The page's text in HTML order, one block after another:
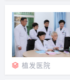
植发医院